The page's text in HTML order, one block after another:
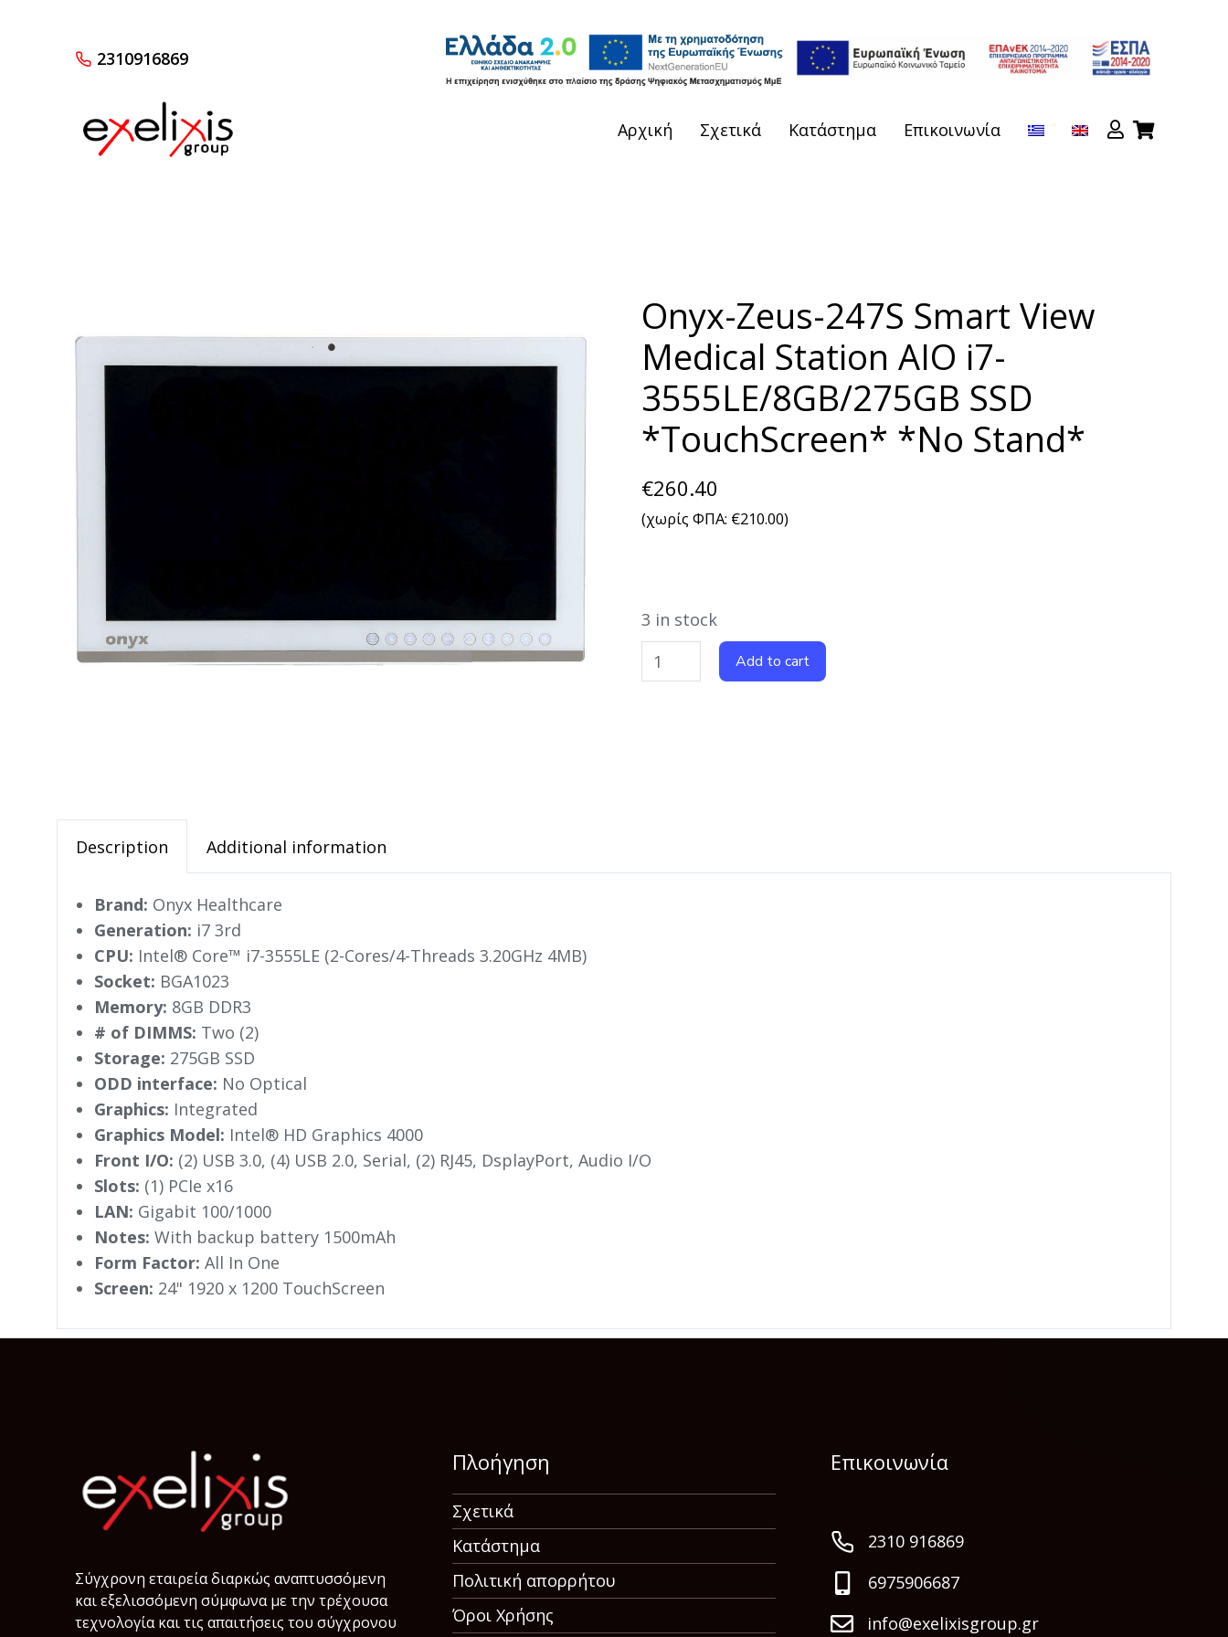
2310916869
Αρχική Σχετικά Κατάστημα Επικοινωνία
Onyx-Zeus-247S Smart View
Medical Station AIO i7-
3555LE/8GB/275GB SSD
*TouchScreen* *No Stand*
€260.40
(χωρίς ΦΠΑ: €210.00)
3 in stock
Add to cart
Description Additional information
Brand: Onyx Healthcare
Generation: i7 3rd
CPU: Intel® Core™ i7-3555LE (2-Cores/4-Threads 3.20GHz 4MB)
Socket: BGA1023
Memory: 8GB DDR3
# of DIMMS: Two (2)
Storage: 275GB SSD
ODD interface: No Optical
Graphics: Integrated
Graphics Model: Intel® HD Graphics 4000
Front I/O: (2) USB 3.0, (4) USB 2.0, Serial, (2) RJ45, DsplayPort, Audio I/O
Slots: (1) PCIe x16
LAN: Gigabit 100/1000
Notes: With backup battery 1500mAh
Form Factor: All In One
Screen: 24" 1920 x 1200 TouchScreen
Σύγχρονη εταιρεία διαρκώς αναπτυσσόμενη
και εξελισσόμενη σύμφωνα µε την τρέχουσα
τεχνολογία και τις απαιτήσεις του σύγχρονου
Πλοήγηση
Σχετικά
Κατάστημα
Πολιτική απορρήτου
Όροι Χρήσης
Επικοινωνία
2310 916869
6975906687
info@exelixisgroup.gr